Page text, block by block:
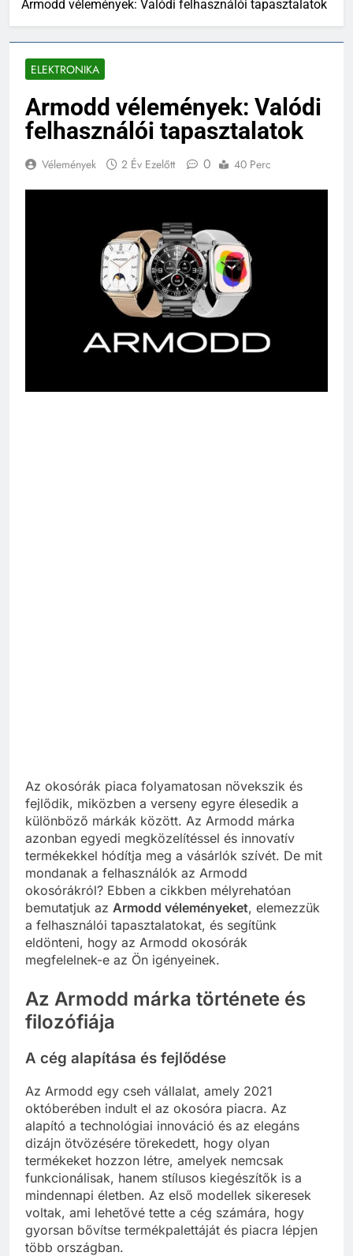
Armodd vélemények: Valódi felhasználói tapasztalatok
ELEKTRONIKA
Armodd vélemények: Valódi
felhasználói tapasztalatok
Vélemények 2 Év Ezelőtt 0 40 Perc
Az okosórák piaca folyamatosan növekszik és
fejlődik, miközben a verseny egyre élesedik a
különböző márkák között. Az Armodd márka
azonban egyedi megközelítéssel és innovatív
termékekkel hódítja meg a vásárlók szívét. De mit
mondanak a felhasználók az Armodd
okosórákról? Ebben a cikkben mélyrehatóan
bemutatjuk az Armodd véleményeket, elemezzük
a felhasználói tapasztalatokat, és segítünk
eldönteni, hogy az Armodd okosórák
megfelelnek-e az Ön igényeinek.
Az Armodd márka története és
filozófiája
A cég alapítása és fejlődése
Az Armodd egy cseh vállalat, amely 2021
októberében indult el az okosóra piacra. Az
alapító a technológiai innováció és az elegáns
dizájn ötvözésére törekedett, hogy olyan
termékeket hozzon létre, amelyek nemcsak
funkcionálisak, hanem stílusos kiegészítők is a
mindennapi életben. Az első modellek sikeresek
voltak, ami lehetővé tette a cég számára, hogy
gyorsan bővítse termékpalettáját és piacra lépjen
több országban.